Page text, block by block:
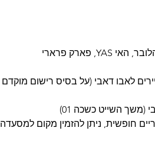
תיירים לאבו דאבי (על בסיס רישום מוקדם
חופשית, ניתן להזמין מקום למסעדה